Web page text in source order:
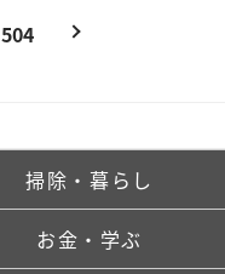
504
掃除・暮らし
お金・学ぶ